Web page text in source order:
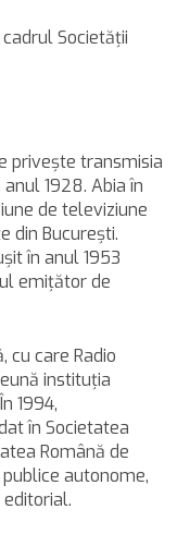
Societăţii
priveşte transmisia
1928. Abia în
de televiziune
din Bucureşti.
în anul 1953
emiţător de
cu care Radio
instituţia
1994,
în Societatea
Română de
autonome,